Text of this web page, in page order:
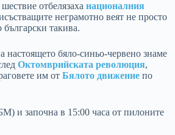
отбелязаха националния
неграмотно веят не просто
такива.
настоящето бяло-синьо-червено знаме
Октомврийската революция,
им от Бялото движение по
и започна в 15:00 часа от пилоните